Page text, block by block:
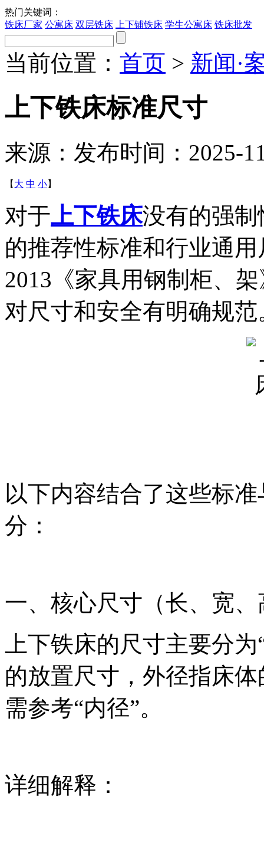
热门关键词：
铁床厂家 公寓床 双层铁床 上下铺铁床 学生公寓床 铁床批发
当前位置： 首页 > 新闻·
上下铁床标准尺寸
来源： 发布时间：2025-
【 大 中 小】
对于上下铁床没有的强制
的推荐性标准和行业通
2013《家具用钢制柜、
对尺寸和安全有明确规范
以下内容结合了这些标
分：
一、核心尺寸（长、宽、
上下铁床的尺寸主要分
的放置尺寸，外径指床
需参考“内径”。
详细解释：